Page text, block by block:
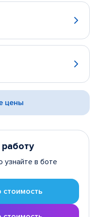
цены
в боте
стоимость